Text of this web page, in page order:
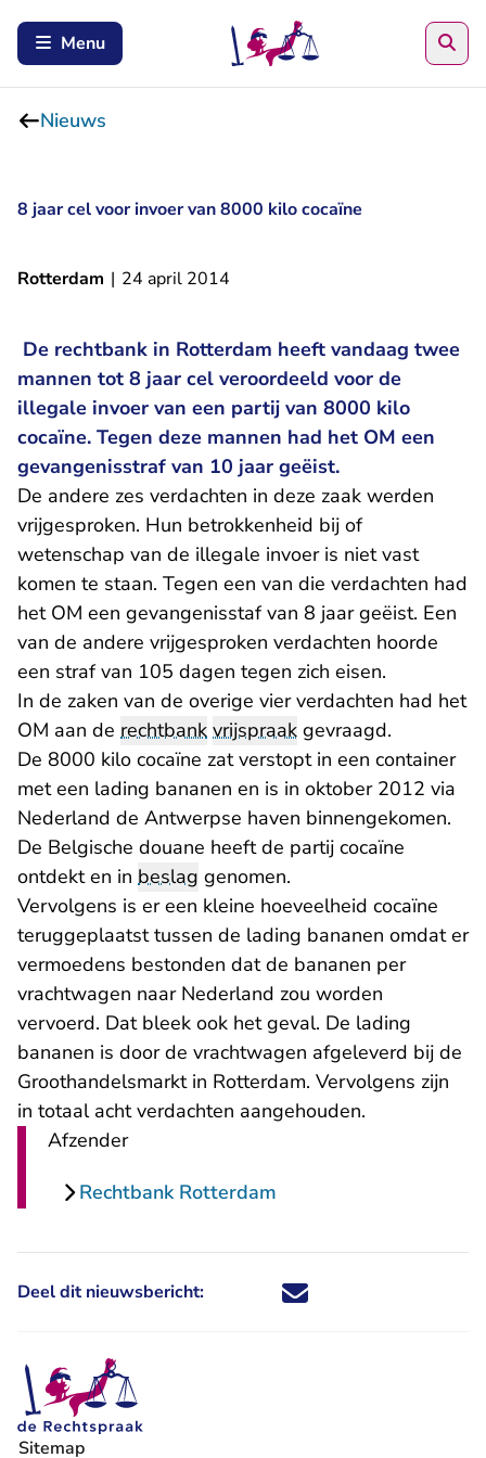
Menu
Nieuws
8 jaar cel voor invoer van 8000 kilo cocaïne
Rotterdam | 24 april 2014
De rechtbank in Rotterdam heeft vandaag twee
mannen tot 8 jaar cel veroordeeld voor de
illegale invoer van een partij van 8000 kilo
cocaïne. Tegen deze mannen had het OM een
gevangenisstraf van 10 jaar geëist.
De andere zes verdachten in deze zaak werden
vrijgesproken. Hun betrokkenheid bij of
wetenschap van de illegale invoer is niet vast
komen te staan. Tegen een van die verdachten had
het OM een gevangenisstaf van 8 jaar geëist. Een
van de andere vrijgesproken verdachten hoorde
een straf van 105 dagen tegen zich eisen.
In de zaken van de overige vier verdachten had het
OM aan de rechtbank vrijspraak gevraagd.
De 8000 kilo cocaïne zat verstopt in een container
met een lading bananen en is in oktober 2012 via
Nederland de Antwerpse haven binnengekomen.
De Belgische douane heeft de partij cocaïne
ontdekt en in beslag genomen.
Vervolgens is er een kleine hoeveelheid cocaïne
teruggeplaatst tussen de lading bananen omdat er
vermoedens bestonden dat de bananen per
vrachtwagen naar Nederland zou worden
vervoerd. Dat bleek ook het geval. De lading
bananen is door de vrachtwagen afgeleverd bij de
Groothandelsmarkt in Rotterdam. Vervolgens zijn
in totaal acht verdachten aangehouden.
Afzender
Rechtbank Rotterdam
Deel dit nieuwsbericht: Deel dit nieuwsbericht via X -
Deel dit nieuwsbericht via
Deel dit nieuwsbericht
Deel dit
Sitemap